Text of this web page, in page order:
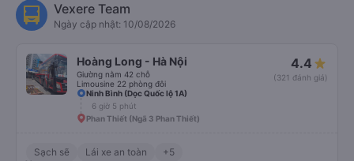
Vexere Team
Ngày cập nhật: 10/08/2026
Hoàng Long - Hà Nội
Giường nằm 42 chỗ
Limousine 22 phòng đôi
4.4
(321 đánh giá)
Ninh Bình (Dọc Quốc lộ 1A)
6 giờ 5 phút
Phan Thiết (Ngã 3 Phan Thiết)
Sạch sẽ Lái xe an toàn +5